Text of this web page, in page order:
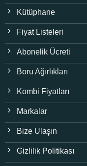
Kütüphane
Fiyat Listeleri
Abonelik Ücreti
Boru Ağırlıkları
Kombi Fiyatları
Markalar
Bize Ulaşın
Gizlilik Politikası